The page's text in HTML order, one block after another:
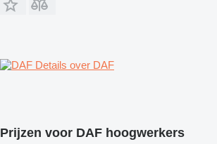
Details over DAF
Prijzen voor DAF hoogwerkers